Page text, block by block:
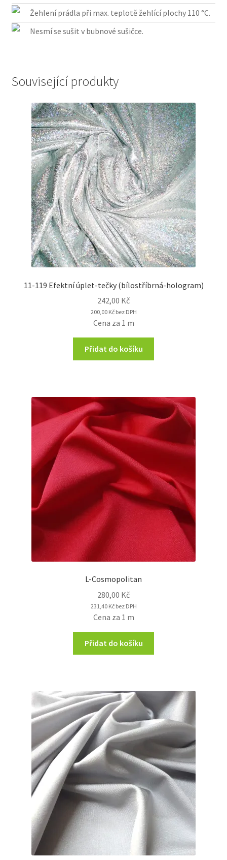
Žehlení prádla při max. teplotě žehlící plochy 110 °C.
Nesmí se sušit v bubnové sušičce.
Související produkty
11-119 Efektní úplet-tečky (bílostříbrná-hologram)
242,00 Kč
200,00 Kčbez DPH
Cena za 1 m
Přidat do košíku
L-Cosmopolitan
280,00 Kč
231,40 Kčbez DPH
Cena za 1 m
Přidat do košíku